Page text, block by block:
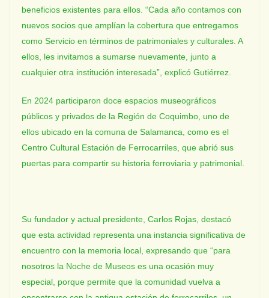
beneficios existentes para ellos. “Cada año contamos con
nuevos socios que amplían la cobertura que entregamos
como Servicio en términos de patrimoniales y culturales. A
ellos, les invitamos a sumarse nuevamente, junto a
cualquier otra institución interesada”, explicó Gutiérrez.
En 2024 participaron doce espacios museográficos
públicos y privados de la Región de Coquimbo, uno de
ellos ubicado en la comuna de Salamanca, como es el
Centro Cultural Estación de Ferrocarriles, que abrió sus
puertas para compartir su historia ferroviaria y patrimonial.
Su fundador y actual presidente, Carlos Rojas, destacó
que esta actividad representa una instancia significativa de
encuentro con la memoria local, expresando que “para
nosotros la Noche de Museos es una ocasión muy
especial, porque permite que la comunidad vuelva a